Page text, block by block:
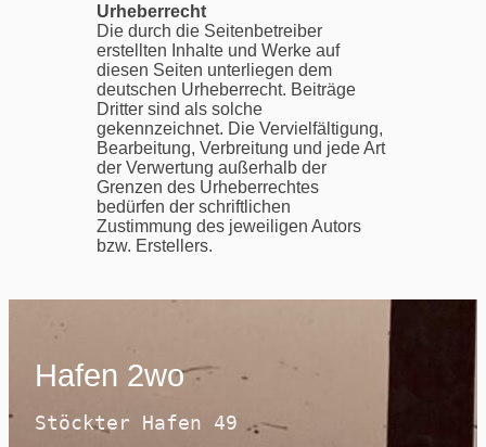
Urheberrecht
Die durch die Seitenbetreiber
erstellten Inhalte und Werke auf
diesen Seiten unterliegen dem
deutschen Urheberrecht. Beiträge
Dritter sind als solche
gekennzeichnet. Die Vervielfältigung,
Bearbeitung, Verbreitung und jede Art
der Verwertung außerhalb der
Grenzen des Urheberrechtes
bedürfen der schriftlichen
Zustimmung des jeweiligen Autors
bzw. Erstellers.
Hafen 2wo
Stöckter Hafen 49